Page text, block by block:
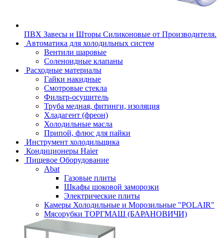
ПВХ Завесы и Шторы Силиконовые от Производителя.
Автоматика для холодильных систем
Вентили шаровые
Соленоидные клапаны
Расходные материалы
Гайки накидные
Смотровые стекла
Фильтр-осушитель
Труба медная, фитинги, изоляция
Хладагент (фреон)
Холодильные масла
Припой, флюс для пайки
Инструмент холодильщика
Кондиционеры Haier
Пищевое Оборудование
Abat
Газовые плиты
Шкафы шоковой заморозки
Электрические плиты
Камеры Холодильные и Морозильные "POLAIR"
Мясорубки ТОРГМАШ (БАРАНОВИЧИ)